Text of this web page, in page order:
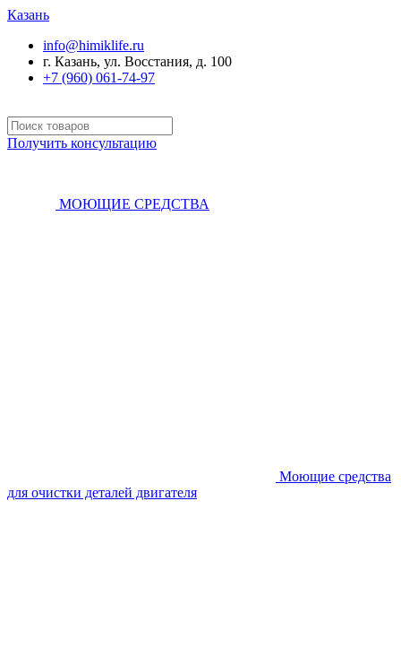
Казань
info@himiklife.ru
г. Казань, ул. Восстания, д. 100
+7 (960) 061-74-97
Получить консультацию
МОЮЩИЕ СРЕДСТВА
Моющие средства
для очистки деталей двигателя